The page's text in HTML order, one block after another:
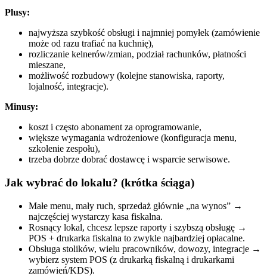
Plusy:
najwyższa szybkość obsługi i najmniej pomyłek (zamówienie
może od razu trafiać na kuchnię),
rozliczanie kelnerów/zmian, podział rachunków, płatności
mieszane,
możliwość rozbudowy (kolejne stanowiska, raporty,
lojalność, integracje).
Minusy:
koszt i często abonament za oprogramowanie,
większe wymagania wdrożeniowe (konfiguracja menu,
szkolenie zespołu),
trzeba dobrze dobrać dostawcę i wsparcie serwisowe.
Jak wybrać do lokalu? (krótka ściąga)
Małe menu, mały ruch, sprzedaż głównie „na wynos” →
najczęściej wystarczy kasa fiskalna.
Rosnący lokal, chcesz lepsze raporty i szybszą obsługę →
POS + drukarka fiskalna to zwykle najbardziej opłacalne.
Obsługa stolików, wielu pracowników, dowozy, integracje →
wybierz system POS (z drukarką fiskalną i drukarkami
zamówień/KDS).